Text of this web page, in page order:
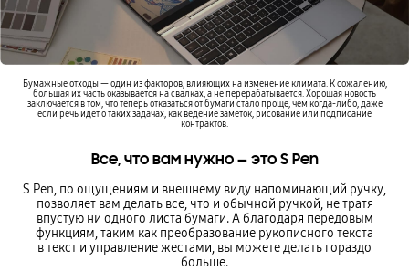
Бумажные отходы — один из факторов, влияющих на изменение климата. К сожалению,
большая их часть оказывается на свалках, а не перерабатывается. Хорошая новость
заключается в том, что теперь отказаться от бумаги стало проще, чем когда-либо, даже
если речь идет о таких задачах, как ведение заметок, рисование или подписание
контрактов.
Все, что вам нужно — это S Pen
S Pen, по ощущениям и внешнему виду напоминающий ручку,
позволяет вам делать все, что и обычной ручкой, не тратя
впустую ни одного листа бумаги. А благодаря передовым
функциям, таким как преобразование рукописного текста
в текст и управление жестами, вы можете делать гораздо
больше.